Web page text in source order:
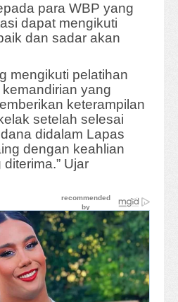
para WBP yang
dapat mengikuti
dan sadar akan
mengikuti pelatihan
yang
keterampilan
setelah selesai
didalam Lapas
dengan keahlian
Ujar